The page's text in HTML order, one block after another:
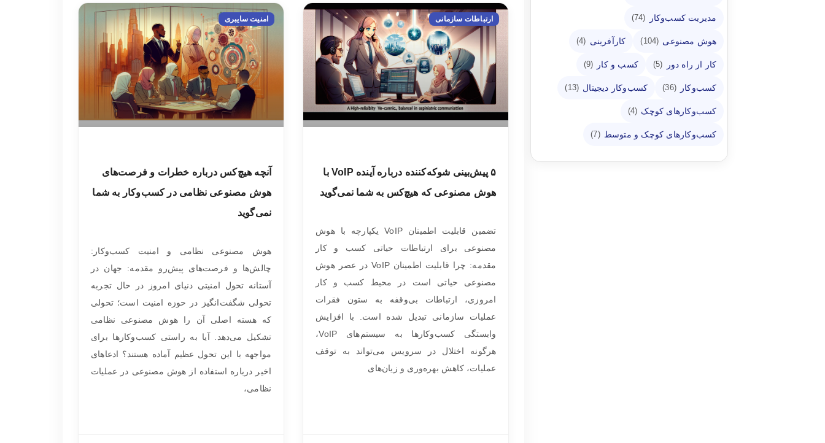
ارتباطات سازمانی
۵ پیش‌بینی شوکه‌کننده درباره آینده VoIP با
هوش مصنوعی که هیچ‌کس به شما نمی‌گوید
تضمین قابلیت اطمینان VoIP یکپارچه با هوش
مصنوعی برای ارتباطات حیاتی کسب و کار
مقدمه: چرا قابلیت اطمینان VoIP در عصر هوش
مصنوعی حیاتی است در محیط کسب و کار
امروزی، ارتباطات بی‌وقفه به ستون فقرات
عملیات سازمانی تبدیل شده است. با افزایش
وابستگی کسب‌وکارها به سیستم‌های VoIP،
هرگونه اختلال در سرویس می‌تواند به توقف
عملیات، کاهش بهره‌وری و زیان‌های
امنیت سایبری
آنچه هیچ‌کس درباره خطرات و فرصت‌های
هوش مصنوعی نظامی در کسب‌وکار به شما
نمی‌گوید
هوش مصنوعی نظامی و امنیت کسب‌وکار:
چالش‌ها و فرصت‌های پیش‌رو مقدمه: جهان در
آستانه تحول امنیتی دنیای امروز در حال تجربه
تحولی شگفت‌انگیز در حوزه امنیت است؛ تحولی
که هسته اصلی آن را هوش مصنوعی نظامی
تشکیل می‌دهد. آیا به راستی کسب‌وکارها برای
مواجهه با این تحول عظیم آماده هستند؟ ادعاهای
اخیر درباره استفاده از هوش مصنوعی در عملیات
نظامی،
مدیریت کسب‌وکار (74)
هوش مصنوعی (104) کارآفرینی (4)
کار از راه دور (5) کسب و کار (9)
کسب‌وکار (36) کسب‌وکار دیجیتال (13)
کسب‌وکارهای کوچک (4)
کسب‌وکارهای کوچک و متوسط (7)